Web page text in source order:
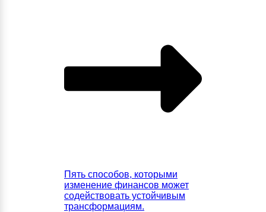
Пять способов, которыми
изменение финансов может
содействовать устойчивым
трансформациям.